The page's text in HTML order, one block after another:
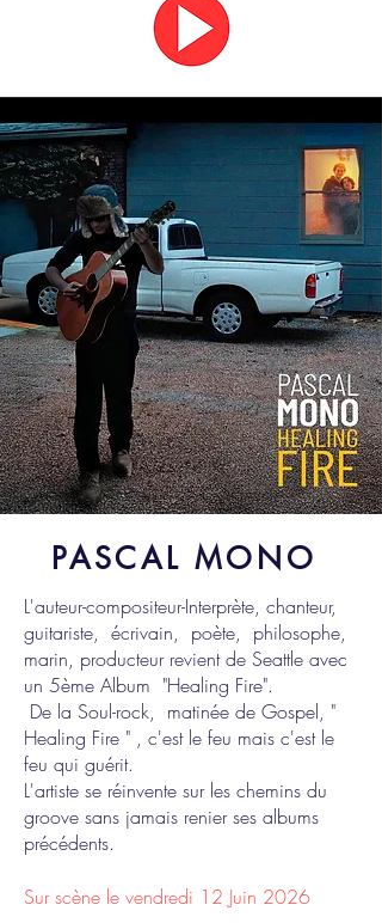
PASCAL MONO
L'auteur-compositeur-Interprète, chanteur,
guitariste, écrivain, poète, philosophe,
marin, producteur revient de Seattle avec
un 5ème Album "Healing Fire".
De la Soul-rock, matinée de Gospel, "
Healing Fire " , c'est le feu mais c'est le
feu qui guérit.
L'artiste se réinvente sur les chemins du
groove sans jamais renier ses albums
précédents.
Sur scène le vendredi 12 Juin 2026